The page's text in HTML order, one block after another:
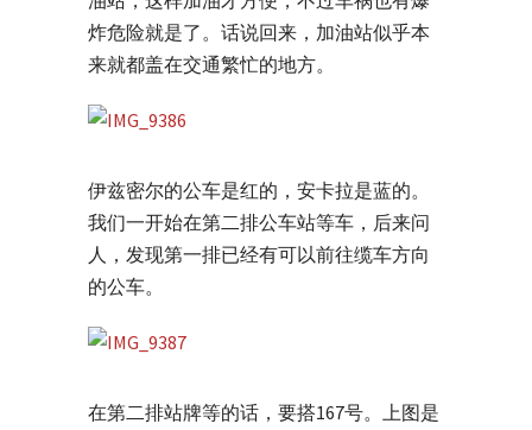
炸危险就是了。话说回来，加油站似乎本
来就都盖在交通繁忙的地方。
伊兹密尔的公车是红的，安卡拉是蓝的。
我们一开始在第二排公车站等车，后来问
人，发现第一排已经有可以前往缆车方向
的公车。
在第二排站牌等的话，要搭167号。上图是